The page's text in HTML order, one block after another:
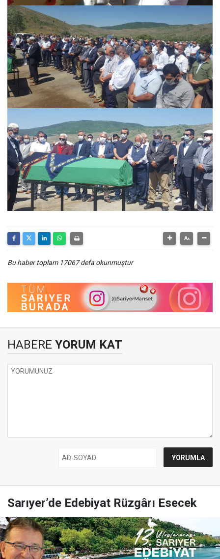
Bu haber toplam 17067 defa okunmuştur
HABERE YORUM KAT
Sarıyer’de Edebiyat Rüzgârı Esecek